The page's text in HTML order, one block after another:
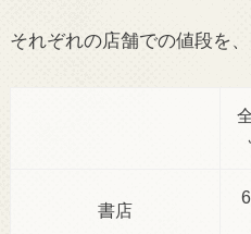
それぞれの店舗での値段を
書店